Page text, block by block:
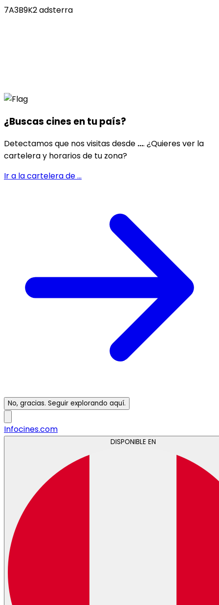
7A3B9K2 adsterra
¿Buscas cines entu país?
Detectamos que nos visitas desde .... ¿Quieres ver la
cartelera y horarios de tu zona?
Ir a la cartelera de...
No, gracias. Seguir explorando aquí.
Infocines.com
DISPONIBLE EN